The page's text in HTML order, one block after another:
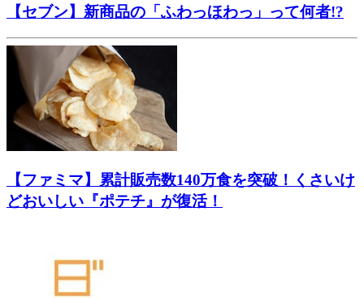
【セブン】新商品の「ふわっほわっ」って何者!?
【ファミマ】累計販売数140万食を突破！くさいけ
どおいしい『ポテチ』が復活！